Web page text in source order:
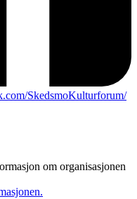
SkedsmoKulturforum/
om organisasjonen